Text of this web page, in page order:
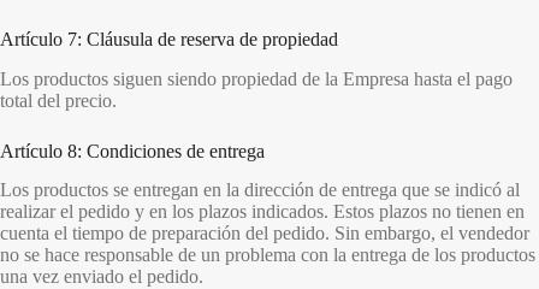
Artículo 7: Cláusula de reserva de propiedad
Los productos siguen siendo propiedad de la Empresa hasta el pago
total del precio.
Artículo 8: Condiciones de entrega
Los productos se entregan en la dirección de entrega que se indicó al
realizar el pedido y en los plazos indicados. Estos plazos no tienen en
cuenta el tiempo de preparación del pedido. Sin embargo, el vendedor
no se hace responsable de un problema con la entrega de los productos
una vez enviado el pedido.